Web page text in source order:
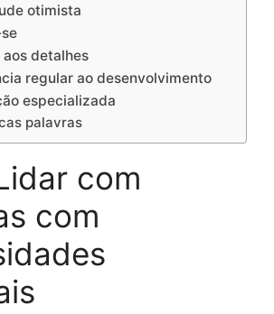
otimista
detalhes
regular ao desenvolvimento
especializada
palavras
com
com